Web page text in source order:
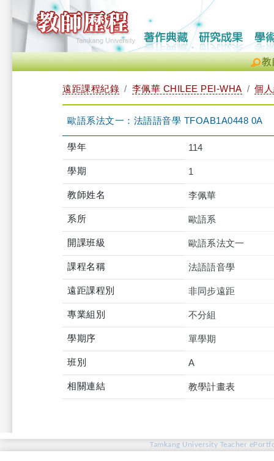
教
遠距課程紀錄 李佩華 CHILEE PEI-WHA 個
歐語系法文一：法語語音學 TFOAB1A0448 0A
學年 114
學期 1
教師姓名 李佩華
系所 歐語系
開課班級 歐語系法文一
課程名稱 法語語音學
遠距課程別 非同步遠距
專業組別 不分組
學期序 單學期
班別 A
相關連結 教學計畫表
Tamkang University Teacher